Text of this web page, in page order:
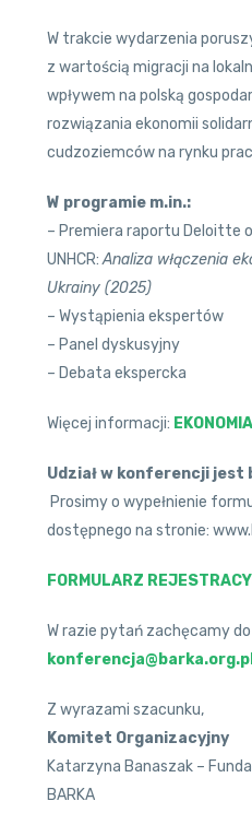
W trakcie wydarzenia
z wartością migracji na
wpływem na polską
rozwiązania ekonomii
cudzoziemców na rynku
W programie m.in.:
– Premiera raportu Deloitte
UNHCR:Analiza włączenia
Ukrainy (2025)
– Wystąpienia ekspertów
– Panel dyskusyjny
– Debata ekspercka
Więcej informacji:
Udział w konferencji jest
Prosimy o wypełnienie
dostępnego na stronie:
FORMULARZ
W razie pytań zachęcamy
konferencja@barka.org.pl
Z wyrazami szacunku,
Komitet Organizacyjny
Katarzyna Banaszak –
BARKA